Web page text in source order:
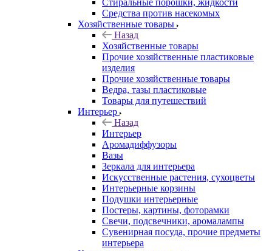
Стиральные порошки, жидкости
Средства против насекомых
Хозяйственные товары
Назад
Хозяйственные товары
Прочие хозяйственные пластиковые
изделия
Прочие хозяйственные товары
Ведра, тазы пластиковые
Товары для путешествий
Интерьер
Назад
Интерьер
Аромадиффузоры
Вазы
Зеркала для интерьера
Искусственные растения, сухоцветы
Интерьерные корзины
Подушки интерьерные
Постеры, картины, фоторамки
Свечи, подсвечники, аромалампы
Сувенирная посуда, прочие предметы
интерьера